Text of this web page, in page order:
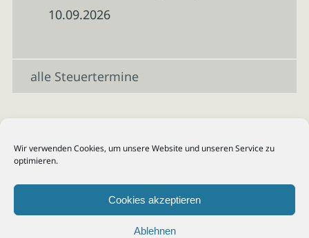
Wir verwenden Cookies, um unsere Website und unseren Service zu
optimieren.
Cookies akzeptieren
Ablehnen
10.09.2026
alle Steuertermine